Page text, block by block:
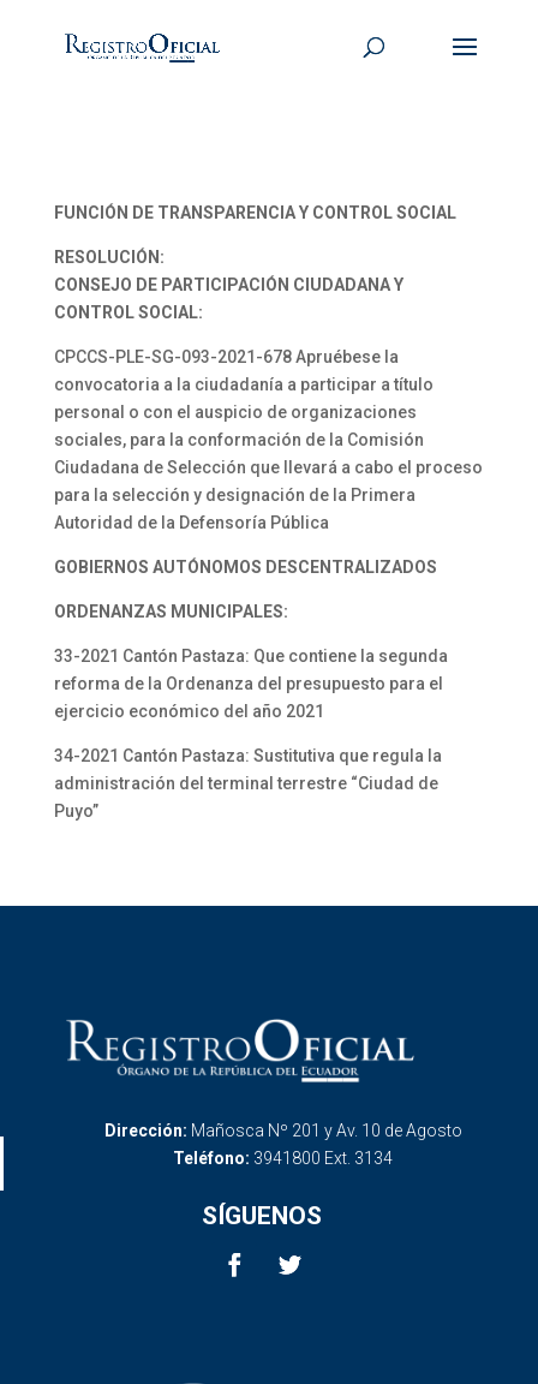
FUNCIÓN DE TRANSPARENCIA Y CONTROL SOCIAL
RESOLUCIÓN:
CONSEJO DE PARTICIPACIÓN CIUDADANA Y
CONTROL SOCIAL:
CPCCS-PLE-SG-093-2021-678 Apruébese la
convocatoria a la ciudadanía a participar a título
personal o con el auspicio de organizaciones
sociales, para la conformación de la Comisión
Ciudadana de Selección que llevará a cabo el proceso
para la selección y designación de la Primera
Autoridad de la Defensoría Pública
GOBIERNOS AUTÓNOMOS DESCENTRALIZADOS
ORDENANZAS MUNICIPALES:
33-2021 Cantón Pastaza: Que contiene la segunda
reforma de la Ordenanza del presupuesto para el
ejercicio económico del año 2021
34-2021 Cantón Pastaza: Sustitutiva que regula la
administración del terminal terrestre “Ciudad de
Puyo”
Dirección: Mañosca Nº 201 y Av. 10 de Agosto
Teléfono: 3941800 Ext. 3134
SÍGUENOS